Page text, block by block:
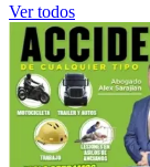
Ver todos